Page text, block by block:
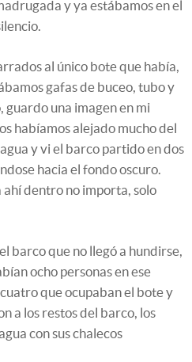
y ya estábamos en el
al único bote que había,
gafas de buceo, tubo y
una imagen en mi
habíamos alejado mucho del
y vi el barco partido en dos
hacia el fondo oscuro.
ahí dentro no importa, solo
barco que no llegó a hundirse,
ocho personas en ese
que ocupaban el bote y
a los restos del barco, los
con sus chalecos